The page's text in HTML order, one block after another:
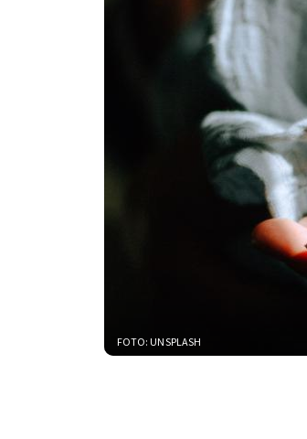
FOTO: UNSPLASH